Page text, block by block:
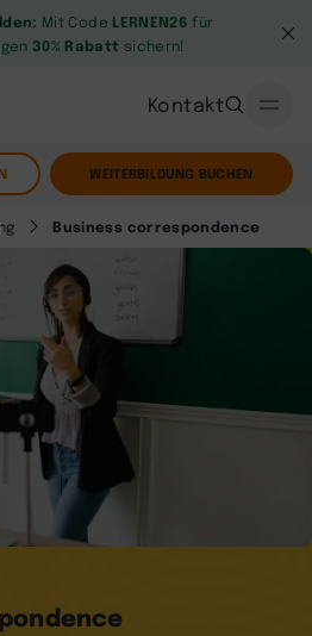
Mit Code LERNEN26 für
30% Rabatt sichern!
Kontakt
WEITERBILDUNG BUCHEN
Business correspondence